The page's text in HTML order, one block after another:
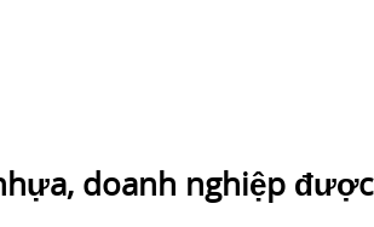
doanh nghiệp được